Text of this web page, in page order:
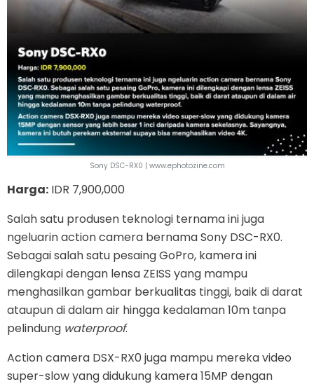
Sony DSC-RX0 | www.ephotozine.com
Harga: IDR 7,900,000
Salah satu produsen teknologi ternama ini juga
ngeluarin action camera bernama Sony DSC-RX0.
Sebagai salah satu pesaing GoPro, kamera ini
dilengkapi dengan lensa ZEISS yang mampu
menghasilkan gambar berkualitas tinggi, baik di darat
ataupun di dalam air hingga kedalaman 10m tanpa
pelindung waterproof.
Action camera DSX-RX0 juga mampu mereka video
super-slow yang didukung kamera 15MP dengan